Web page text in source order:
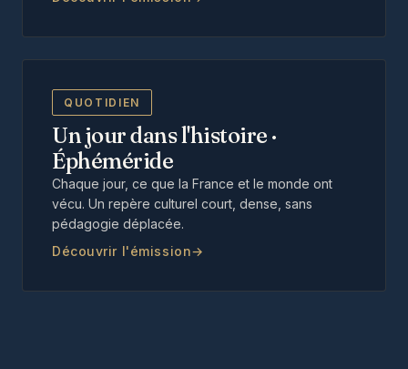
QUOTIDIEN
Un jour dans l'histoire ·
Éphéméride
Chaque jour, ce que la France et le monde ont
vécu. Un repère culturel court, dense, sans
pédagogie déplacée.
Découvrir l'émission